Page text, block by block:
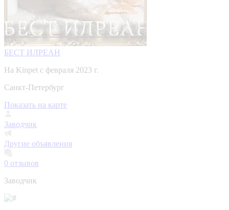
БЕСТ ИЛРЕАН
На Kinpet c февраля 2023 г.
Санкт-Петербург
Показать на карте
Заводчик
Другие объявления
0 отзывов
Заводчик